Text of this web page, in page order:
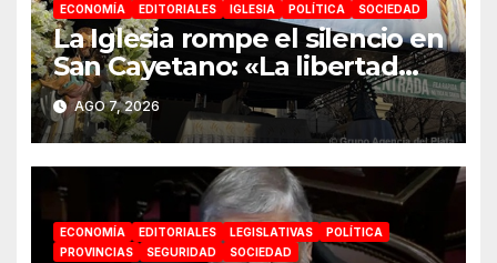
ECONOMÍA EDITORIALES IGLESIA POLÍTICA SOCIEDAD
La Iglesia rompe el silencio en
San Cayetano: «La libertad
económica no puede ser
absoluta»
AGO 7, 2026
ECONOMÍA EDITORIALES LEGISLATIVAS
POLÍTICA
PROVINCIAS
SEGURIDAD SOCIEDAD